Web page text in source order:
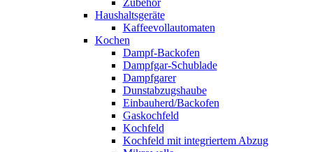
Zubehör
Haushaltsgeräte
Kaffeevollautomaten
Kochen
Dampf-Backofen
Dampfgar-Schublade
Dampfgarer
Dunstabzugshaube
Einbauherd/Backofen
Gaskochfeld
Kochfeld
Kochfeld mit integriertem Abzug